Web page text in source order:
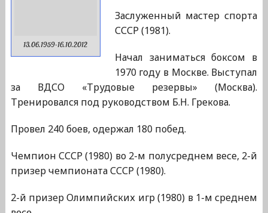
13.06.1959-16.10.2012
Заслуженный мастер спорта
СССР (1981).
Начал заниматься боксом в
1970 году в Москве. Выступал
за ВДСО «Трудовые резервы» (Москва).
Тренировался под руководством Б.Н. Грекова.
Провел 240 боев, одержал 180 побед.
Чемпион СССР (1980) во 2-м полусреднем весе, 2-й
призер чемпионата СССР (1980).
2-й призер Олимпийских игр (1980) в 1-м среднем